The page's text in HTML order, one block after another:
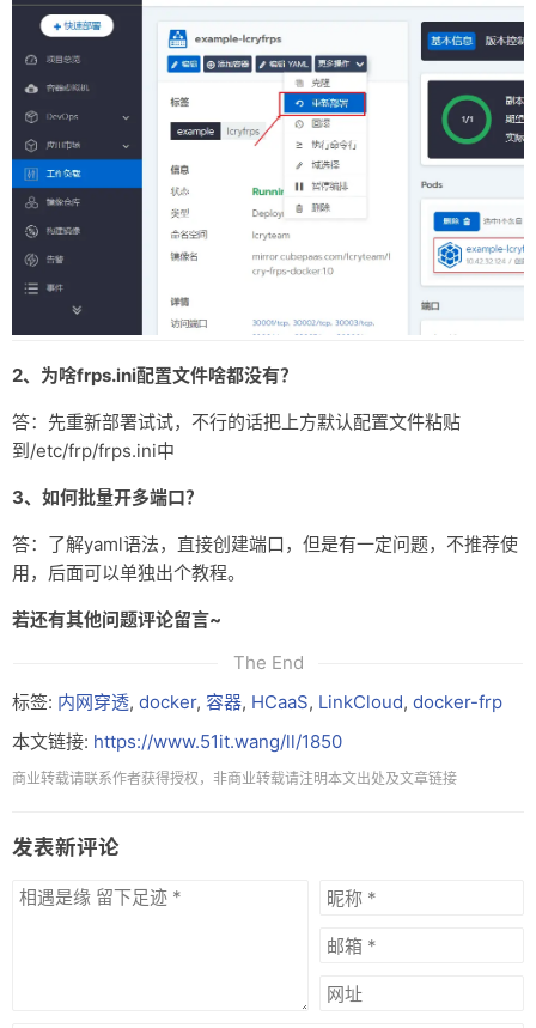
log_level = info
# auth token
heartbeat configure, it'
s not recommended to modify the
# the default value of heartbeat_timeout is 90
# heartbeat_timeout = 90
# only allow frpc to ports you list,
#allow_ports = 2000-3000,3001,3003,4000-50000
pool_count in each proxy will change to max_pool_count if
# max ports can be used for each client, default value is 0
authentication_timeout means the timeout interval
# if authentication_timeout is zero, the time is not
#
if subdomain_host is not empty, you can set subdomain
# if tcp stream multiplexing is used, default is
2、为啥frps.ini配置文件啥都没有？
答：先重新部署试试，不行的话把上方默认配置文件粘贴
到/etc/frp/frps.ini中
3、如何批量开多端口？
答：了解yaml语法，直接创建端口，但是有一定问题，不推荐使
用，后面可以单独出个教程。
若还有其他问题评论留言~
The End
标签: 内网穿透, docker, 容器, HCaaS, LinkCloud, docker-frp
本文链接: https://www.51it.wang/ll/1850
商业转载请联系作者获得授权，非商业转载请注明本文出处及文章链接
发表新评论